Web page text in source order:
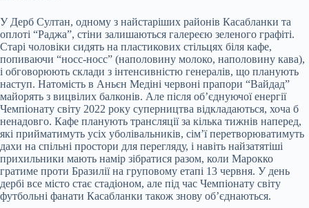
У Дерб Султан, одному з найстаріших районів Касабланки та
оплоті “Раджа”, стіни залишаються галереєю зеленого графіті.
Старі чоловіки сидять на пластикових стільцях біля кафе,
попиваючи “носс-носс” (наполовину молоко, наполовину кава),
і обговорюють склади з інтенсивністю генералів, що планують
наступ. Натомість в Аньєн Медіні червоні прапори “Вайдад”
майорять з вицвілих балконів. Але після об’єднуючої енергії
Чемпіонату світу 2022 року суперництва відкладаються, хоча б
ненадовго. Кафе планують трансляції за кілька тижнів наперед,
які прийматимуть усіх уболівальників, сім’ї перетворюватимуть
дахи на спільні простори для перегляду, і навіть найзатятіші
прихильники мають намір зібратися разом, коли Марокко
гратиме проти Бразилії на груповому етапі 13 червня. У день
дербі все місто стає стадіоном, але під час Чемпіонату світу
футбольні фанати Касабланки також знову об’єднаються.